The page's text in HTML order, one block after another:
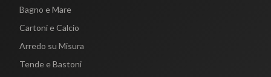
Bagno e Mare
Cartoni e Calcio
Arredo su Misura
Tende e Bastoni